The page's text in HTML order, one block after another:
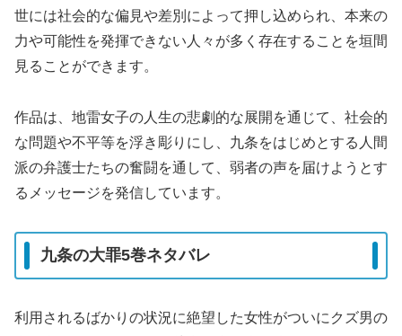
世には社会的な偏見や差別によって押し込められ、本来の
力や可能性を発揮できない人々が多く存在することを垣間
見ることができます。
作品は、地雷女子の人生の悲劇的な展開を通じて、社会的
な問題や不平等を浮き彫りにし、九条をはじめとする人間
派の弁護士たちの奮闘を通して、弱者の声を届けようとす
るメッセージを発信しています。
九条の大罪5巻ネタバレ
利用されるばかりの状況に絶望した女性がついにクズ男の